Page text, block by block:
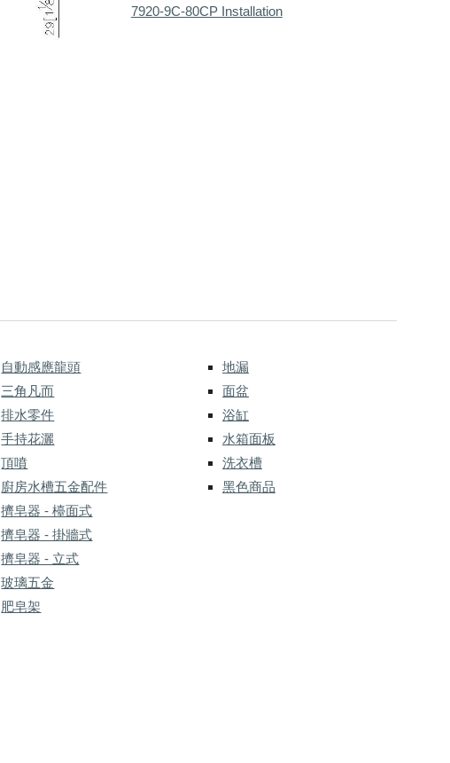
7920-9C-80CP Installation
自動感應龍頭
三角凡而
排水零件
手持花灑
頂噴
廚房水槽五金配件
擠皂器 - 檯面式
擠皂器 - 掛牆式
擠皂器 - 立式
玻璃五金
肥皂架
地漏
面盆
浴缸
水箱面板
洗衣槽
黑色商品